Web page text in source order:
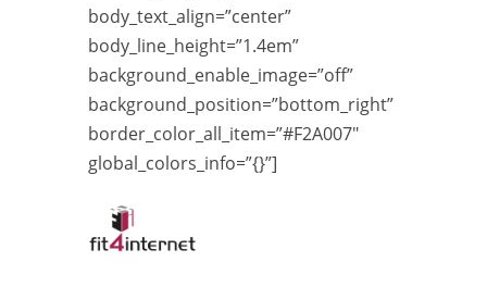
body_text_align=”center”
body_line_height=”1.4em”
background_enable_image=”off”
background_position=”bottom_right”
border_color_all_item=”#F2A007″
global_colors_info=”{}”]